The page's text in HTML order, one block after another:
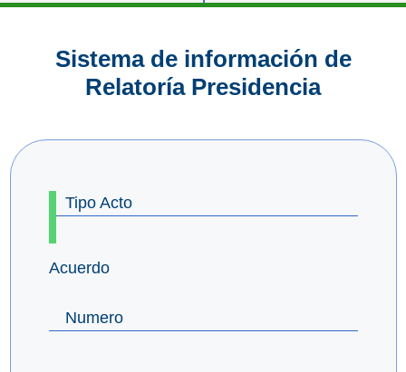
Sistema de información de
Relatoría Presidencia
Tipo Acto
Acuerdo
Numero